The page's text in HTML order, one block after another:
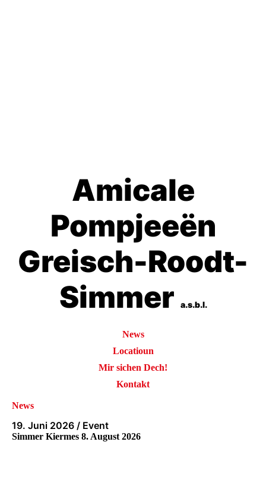
Amicale
Pompjeeën
Greisch-Roodt-
Simmer
a.s.b.l.
News
Locatioun
Mir sichen Dech!
Kontakt
News
19. Juni 2026 / Event
Simmer Kiermes 8. August 2026